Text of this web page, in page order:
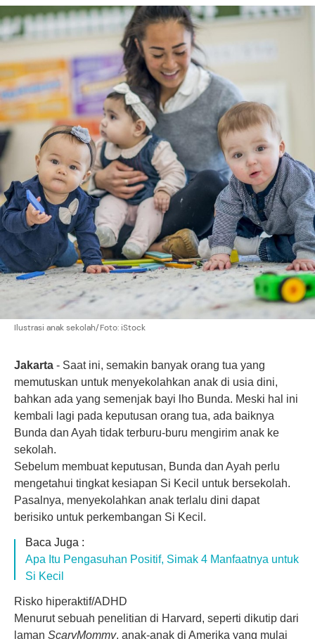
Ilustrasi anak sekolah/Foto: iStock
Jakarta - Saat ini, semakin banyak orang tua yang
memutuskan untuk menyekolahkan anak di usia dini,
bahkan ada yang semenjak bayi lho Bunda. Meski hal ini
kembali lagi pada keputusan orang tua, ada baiknya
Bunda dan Ayah tidak terburu-buru mengirim anak ke
sekolah.
Sebelum membuat keputusan, Bunda dan Ayah perlu
mengetahui tingkat kesiapan Si Kecil untuk bersekolah.
Pasalnya, menyekolahkan anak terlalu dini dapat
berisiko untuk perkembangan Si Kecil.
Baca Juga :
Apa Itu Pengasuhan Positif, Simak 4 Manfaatnya untuk
Si Kecil
Risko hiperaktif/ADHD
Menurut sebuah penelitian di Harvard, seperti dikutip dari
laman ScaryMommy, anak-anak di Amerika yang mulai